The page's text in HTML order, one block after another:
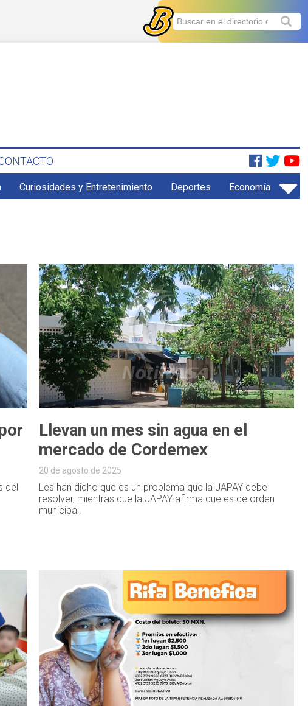
Curiosidades y Entretenimiento Deportes Economía
del
Llevan un mes sin agua en el
mercado de Cordemex
20 de agosto de 2025
Les han dicho que es un problema que la JAPAY debe
resolver, mientras que la JAPAY afirma que es de orden
municipal.